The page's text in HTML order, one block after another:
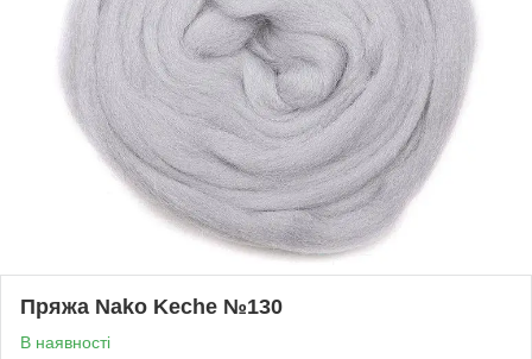
Пряжа Nako Keche №130
В наявності